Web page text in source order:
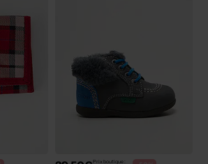
Prix boutique :